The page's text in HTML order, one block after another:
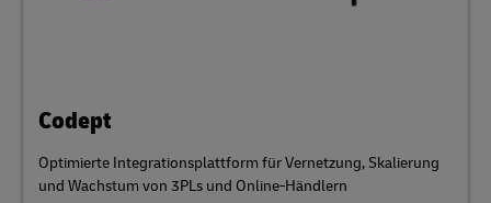
Codept
Optimierte Integrationsplattform für Vernetzung, Skalierung
und Wachstum von 3PLs und Online-Händlern